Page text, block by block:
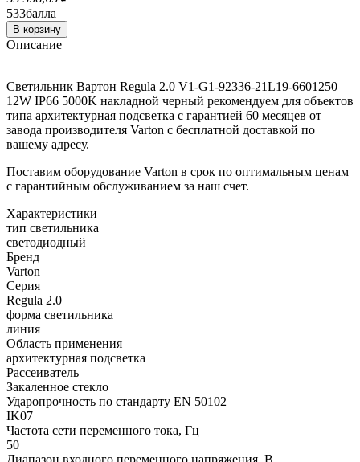
533балла
В корзину
Описание
Светильник Вартон Regula 2.0 V1-G1-92336-21L19-6601250
12W IP66 5000K накладной черный рекомендуем для объектов
типа архитектурная подсветка с гарантией 60 месяцев от
завода производителя Varton с бесплатной доставкой по
вашему адресу.
Поставим оборудование Varton в срок по оптимальным ценам
с гарантийным обслуживанием за наш счет.
Характеристики
тип светильника
светодиодный
Бренд
Varton
Серия
Regula 2.0
форма светильника
линия
Область применения
архитектурная подсветка
Рассеиватель
Закаленное стекло
Ударопрочность по стандарту EN 50102
IK07
Частота сети переменного тока, Гц
50
Диапазон входного переменного напряжения, В